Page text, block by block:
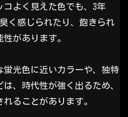
コよく見えた色でも、3年
く感じられたり、飽きられ
があります。
蛍光色に近いカラーや、独特
、時代性が強く出るため、
ることがあります。